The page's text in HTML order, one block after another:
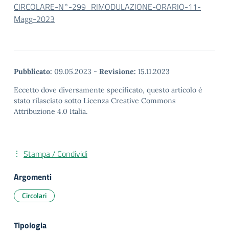
CIRCOLARE-N°-299_RIMODULAZIONE-ORARIO-11-
Magg-2023
Pubblicato: 09.05.2023 - Revisione: 15.11.2023
Eccetto dove diversamente specificato, questo articolo è
stato rilasciato sotto Licenza Creative Commons
Attribuzione 4.0 Italia.
Stampa / Condividi
Argomenti
Circolari
Tipologia